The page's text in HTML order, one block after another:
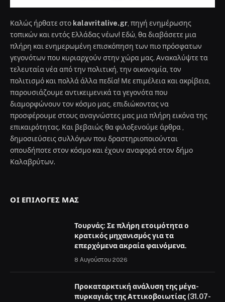
Καλώς ήρθατε στο kalavritalive.gr , πηγή ενημέρωσης
τοπικών και εντός Ελλάδας νέων! Εδώ, θα διαβάσετε μια
πλήρη και ενημερωμένη επισκόπηση των πιο πρόσφατων
γεγονότων που κυριαρχούν στην χώρα μας. Ανακαλύψτε τα
τελευταία νέα από την πολιτική, την οικονομία, τον
πολιτισμό και πολλά άλλα πεδία! Με επιμέλεια και ακρίβεια,
παρουσιάζουμε αντικειμενικά τα γεγονότα που
διαμορφώνουν τον κόσμο μας, επιδιώκοντας να
προσφέρουμε στους αναγνώστες μας μια πλήρη εικόνα της
επικαιρότητας. Και βεβαιώς θα φιλοξενούμε άρθρα ,
δημοσιεύσεις συλλόγων που δραστηριοποιούνται
οπουδήποτε στον κόσμο και έχουν αναφορά στον δήμο
Καλαβρύτων.
ΟΙ ΕΠΙΛΟΓΈΣ ΜΑΣ
Τουρνάς: Σε πλήρη ετοιμότητα ο
κρατικός μηχανισμός για τα
επερχόμενα ακραία φαινόμενα.
8 Αυγούστου 2026
Προκαταρκτική ανάλυση της μέγα-
πυρκαγιάς της Αττικοβοιωτίας (31.07-